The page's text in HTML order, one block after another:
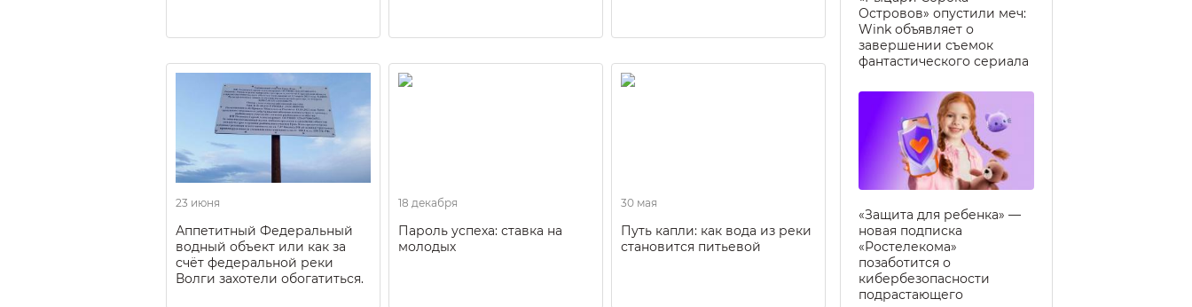
23 июня
Аппетитный Федеральный
водный объект или как за
счёт федеральной реки
Волги захотели обогатиться.
18 декабря
Пароль успеха: ставка на
молодых
30 мая
Путь капли: как вода из реки
становится питьевой
Островов» опустили меч:
Wink объявляет о
завершении съемок
фантастического сериала
«Защита для ребенка» —
новая подписка
«Ростелекома»
позаботится о
кибербезопасности
подрастающего